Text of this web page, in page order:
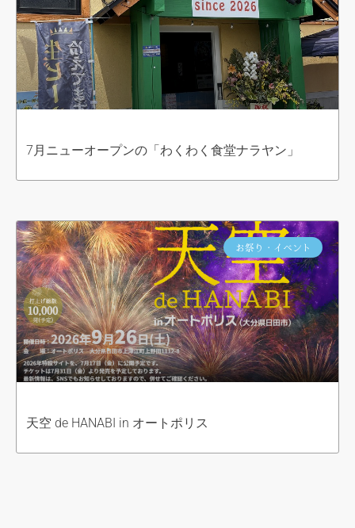
7月ニューオープンの「わくわく食堂ナラヤン」
お祭り・イベント
天空 de HANABI in オートポリス